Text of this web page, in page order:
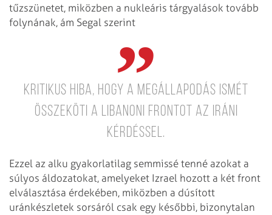
tűzszünetet, miközben a nukleáris tárgyalások tovább
folynának, ám Segal szerint
kritikus hiba, hogy a megállapodás ismét
összeköti a libanoni frontot az iráni
kérdéssel.
Ezzel az alku gyakorlatilag semmissé tenné azokat a
súlyos áldozatokat, amelyeket Izrael hozott a két front
elválasztása érdekében, miközben a dúsított
uránkészletek sorsáról csak egy későbbi, bizonytalan